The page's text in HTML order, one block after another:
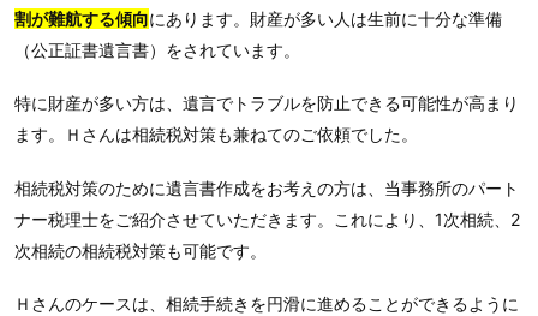
割が難航する傾向にあります。財産が多い人は生前に十分な準備
（公正証書遺言書）をされています。
特に財産が多い方は、遺言でトラブルを防止できる可能性が高まり
ます。Ｈさんは相続税対策も兼ねてのご依頼でした。
相続税対策のために遺言書作成をお考えの方は、当事務所のパート
ナー税理士をご紹介させていただきます。これにより、1次相続、2
次相続の相続税対策も可能です。
Ｈさんのケースは、相続手続きを円滑に進めることができるように